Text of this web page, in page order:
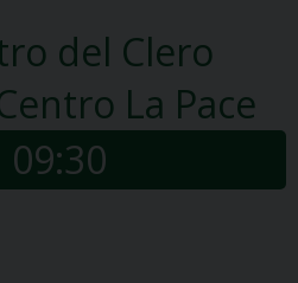
del Clero
La Pace